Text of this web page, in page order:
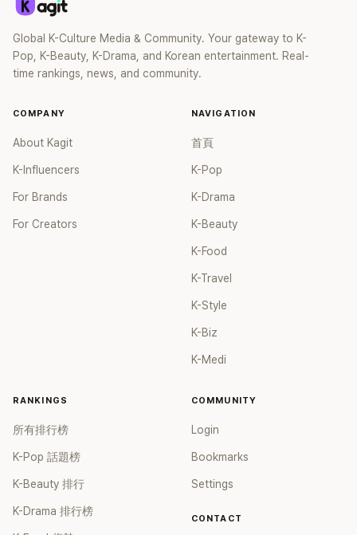
Global K-Culture Media & Community. Your gateway to K-
Pop, K-Beauty, K-Drama, and Korean entertainment. Real-
time rankings, news, and community.
COMPANY
About Kagit
K-Influencers
For Brands
For Creators
NAVIGATION
首頁
K-Pop
K-Drama
K-Beauty
K-Food
K-Travel
K-Style
K-Biz
K-Medi
RANKINGS
所有排行榜
K-Pop 話題榜
K-Beauty 排行
K-Drama 排行榜
COMMUNITY
Login
Bookmarks
Settings
CONTACT